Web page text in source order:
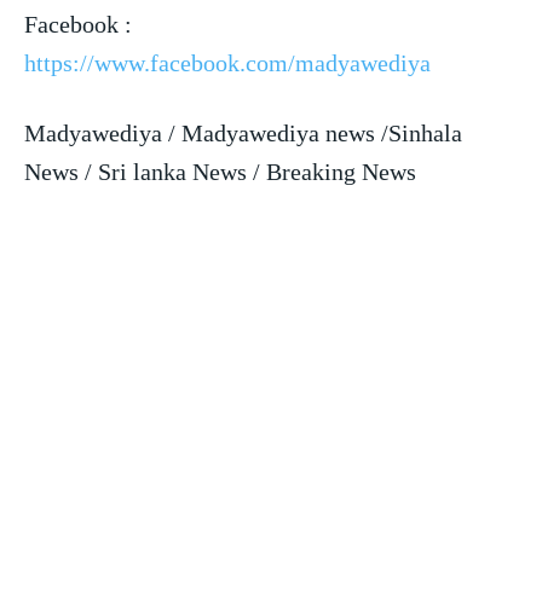
Facebook :
https://www.facebook.com/madyawediya
Madyawediya / Madyawediya news /Sinhala
News / Sri lanka News / Breaking News